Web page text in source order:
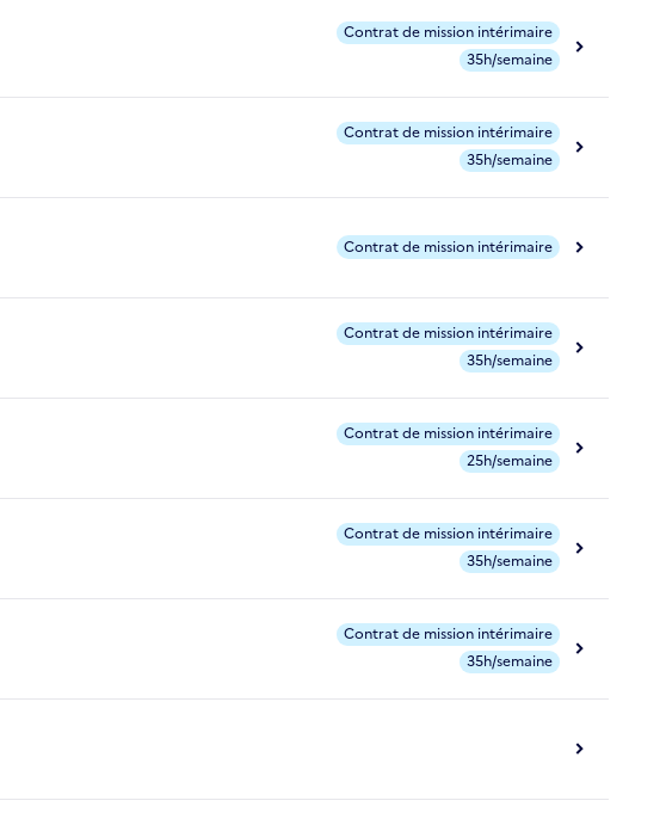
Contrat de mission intérimaire
35h/semaine
Contrat de mission intérimaire
35h/semaine
Contrat de mission intérimaire
Contrat de mission intérimaire
35h/semaine
Contrat de mission intérimaire
25h/semaine
Contrat de mission intérimaire
35h/semaine
Contrat de mission intérimaire
35h/semaine